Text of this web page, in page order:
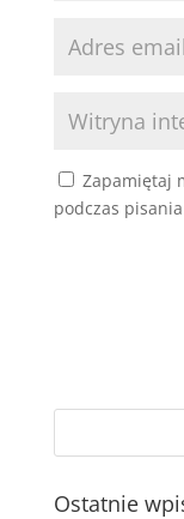
Zapamiętaj
podczas
Ostatnie